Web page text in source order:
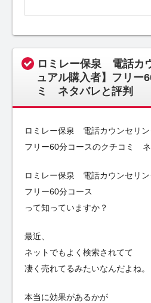
ロミレー保泉 電話カ
ュアル購入者】フリー
ミ ネタバレと評判
ロミレー保泉 電話カウンセリン
フリー60分コースのクチコミ ネ
ロミレー保泉 電話カウンセリン
フリー60分コース
って知っていますか？
最近、
ネットでもよく検索されてて
凄く売れてるみたいなんだよね。
本当に効果があるかが